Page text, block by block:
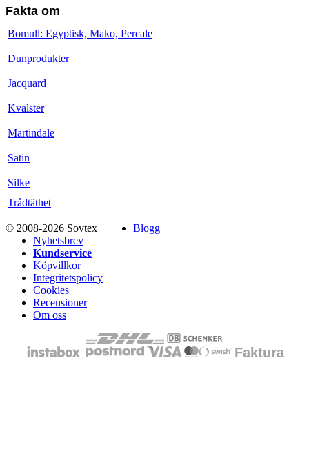
Fakta om
Bomull: Egyptisk, Mako, Percale
Dunprodukter
Jacquard
Kvalster
Martindale
Satin
Silke
Trådtäthet
© 2008-2026 Sovtex
Blogg
Nyhetsbrev
Kundservice
Köpvillkor
Integritetspolicy
Cookies
Recensioner
Om oss